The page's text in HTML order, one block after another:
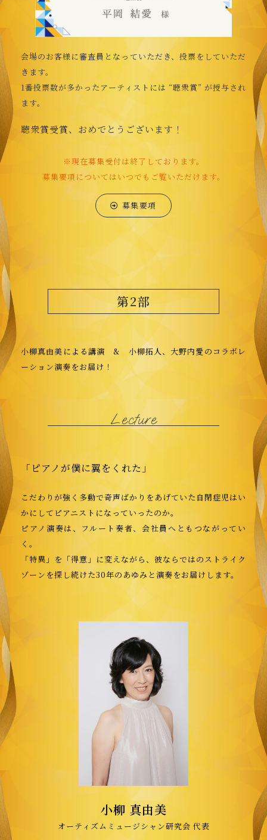
会場のお客様に審査員となっていただき、投票をしていただ
きます。
1番投票数が多かったアーティストには “聴衆賞” が授与され
ます。
聴衆賞受賞、おめでとうございます！
※現在募集受付は終了しております。
募集要項についてはいつでもご覧いただけます。
募集要項
第2部
小柳真由美による講演 & 小柳拓人、大野内愛のコラボレ
ーション演奏をお届け！
Lecture
「ピアノが僕に翼をくれた」
こだわりが強く多動で奇声ばかりをあげていた自閉症児はい
かにしてピアニストになっていったのか。
ピアノ演奏は、フルート奏者、会社員へともつながってい
く。
「特異」を「得意」に変えながら、彼ならではのストライク
ゾーンを探し続けた30年のあゆみと演奏をお届けします。
小柳 真由美
オーティズムミュージシャン研究会 代表